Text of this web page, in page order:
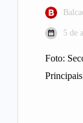
5 de
Foto: